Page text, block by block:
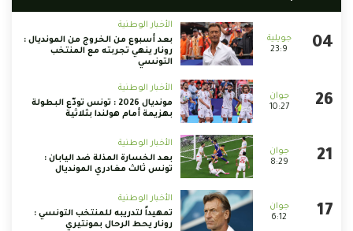
23:9
الأخبار الوطنية
بعد أسبوع من الخروج من المونديال :
رونار ينهي تجربته مع المنتخب
التونسي
10:27
الأخبار الوطنية
مونديال 2026 : تونس تودّع البطولة
بهزيمة أمام هولندا بثلاثية
8:29
الأخبار الوطنية
بعد الخسارة المذلة ضد اليابان :
تونس ثالث مغادري المونديال
6:12
الأخبار الوطنية
تمهيداً لتدريبه للمنتخب التونسي :
رونار يحط الرحال بمونتيري